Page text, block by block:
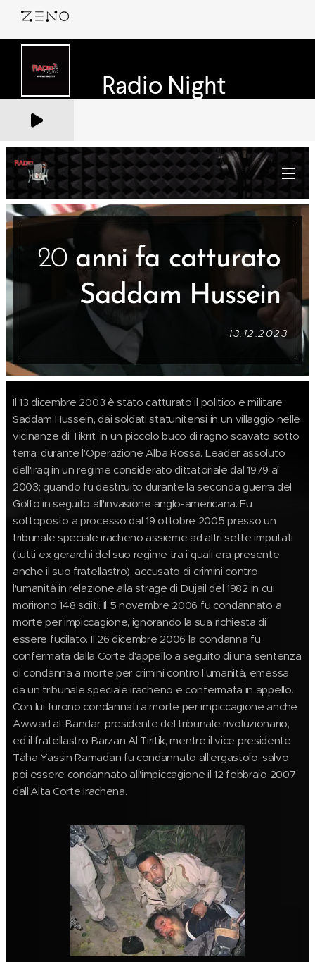
20anni fa catturato
Saddam Hussein
13.12.2023
Il 13 dicembre 2003 è stato catturato il politico e militare
Saddam Hussein, dai soldati statunitensi in un villaggio nelle
vicinanze di Tikrīt, in un piccolo buco di ragno scavato sotto
terra, durante l'Operazione Alba Rossa. Leader assoluto
dell'Iraq in un regime considerato dittatoriale dal 1979 al
2003; quando fu destituito durante la seconda guerra del
Golfo in seguito all'invasione anglo-americana. Fu
sottoposto a processo dal 19 ottobre 2005 presso un
tribunale speciale iracheno assieme ad altri sette imputati
(tutti ex gerarchi del suo regime tra i quali era presente
anche il suo fratellastro), accusato di crimini contro
l'umanità in relazione alla strage di Dujail del 1982 in cui
morirono 148 sciiti. Il 5 novembre 2006 fu condannato a
morte per impiccagione, ignorando la sua richiesta di
essere fucilato. Il 26 dicembre 2006 la condanna fu
confermata dalla Corte d'appello a seguito di una sentenza
di condanna a morte per crimini contro l'umanità, emessa
da un tribunale speciale iracheno e confermata in appello.
Con lui furono condannati a morte per impiccagione anche
Awwad al-Bandar, presidente del tribunale rivoluzionario,
ed il fratellastro Barzan Al Tiritik, mentre il vice presidente
Taha Yassin Ramadan fu condannato all'ergastolo, salvo
poi essere condannato all'impiccagione il 12 febbraio 2007
dall'Alta Corte Irachena.